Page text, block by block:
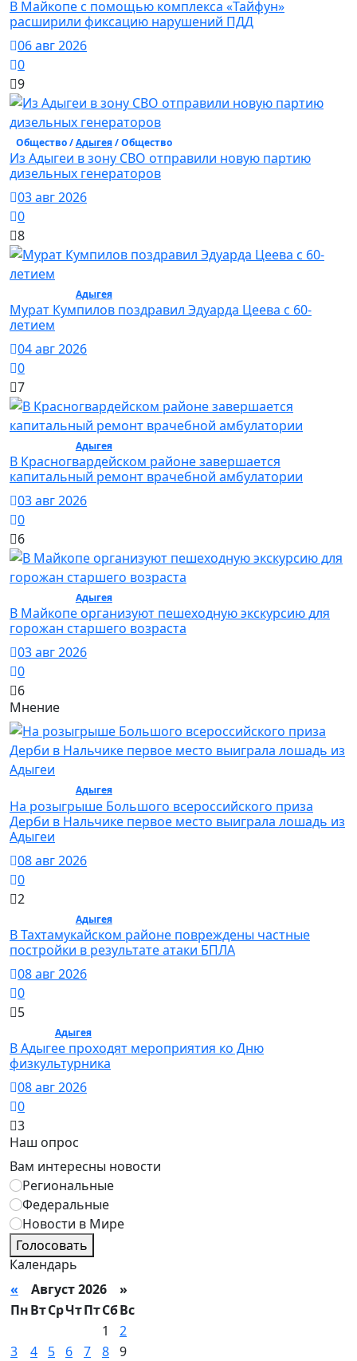
В Майкопе с помощью комплекса «Тайфун»
расширили фиксацию нарушений ПДД
06 авг 2026
0
9
Общество /Адыгея/ Общество
Из Адыгеи в зону СВО отправили новую партию
дизельных генераторов
03 авг 2026
0
8
Адыгея/ Общество
Мурат Кумпилов поздравил Эдуарда Цеева с 60-
летием
04 авг 2026
0
7
Адыгея/ Общество
В Красногвардейском районе завершается
капитальный ремонт врачебной амбулатории
03 авг 2026
0
6
Адыгея/ Общество
В Майкопе организуют пешеходную экскурсию для
горожан старшего возраста
03 авг 2026
0
6
Мнение
Адыгея/ Общество
На розыгрыше Большого всероссийского приза
Дерби в Нальчике первое место выиграла лошадь из
Адыгеи
08 авг 2026
0
2
Адыгея/ Общество
В Тахтамукайском районе повреждены частные
постройки в результате атаки БПЛА
08 авг 2026
0
5
Адыгея/ Спорт
В Адыгее проходят мероприятия ко Дню
физкультурника
08 авг 2026
0
3
Наш опрос
Вам интересны новости
Региональные
Федеральные
Новости в Мире
Голосовать
Календарь
« Август 2026 »
ПнВтСрЧтПтСбВс
1
2
3
4 5 6 7 8 9